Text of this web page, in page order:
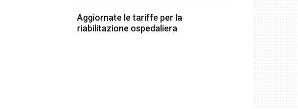
Aggiornate le tariffe per la
riabilitazione ospedaliera